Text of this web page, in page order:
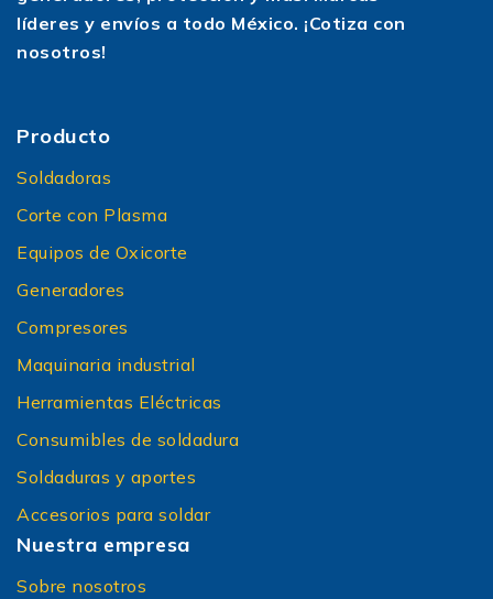
líderes y envíos a todo México. ¡Cotiza con
nosotros!
Producto
Soldadoras
Corte con Plasma
Equipos de Oxicorte
Generadores
Compresores
Maquinaria industrial
Herramientas Eléctricas
Consumibles de soldadura
Soldaduras y aportes
Accesorios para soldar
Nuestra empresa
Sobre nosotros